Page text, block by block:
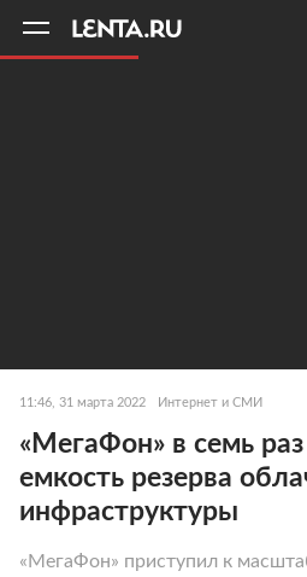
11:46, 31 марта 2022 Интернет и СМИ
«МегаФон» в семь
емкость резерва
инфраструктуры
«МегаФон» приступил к